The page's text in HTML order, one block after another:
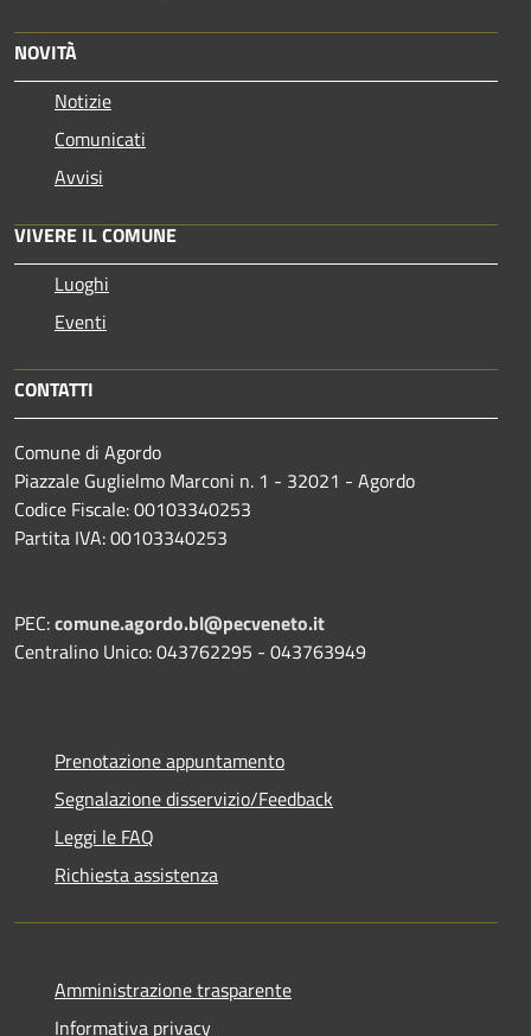
NOVITÀ
Notizie
Comunicati
Avvisi
VIVERE IL COMUNE
Luoghi
Eventi
CONTATTI
Comune di Agordo
Piazzale Guglielmo Marconi n. 1 - 32021 - Agordo
Codice Fiscale: 00103340253
Partita IVA: 00103340253
PEC:comune.agordo.bl@pecveneto.it
Centralino Unico: 043762295 - 043763949
Prenotazione appuntamento
Segnalazione disservizio/Feedback
Leggi le FAQ
Richiesta assistenza
Amministrazione trasparente
Informativa privacy